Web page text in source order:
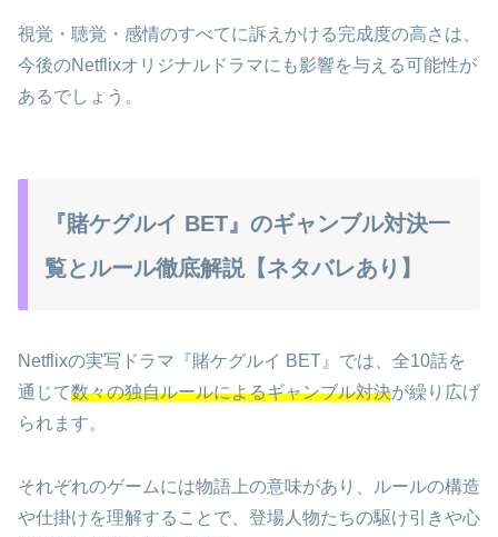
視覚・聴覚・感情のすべてに訴えかける完成度の高さは、
今後のNetflixオリジナルドラマにも影響を与える可能性が
あるでしょう。
『賭ケグルイ BET』のギャンブル対決一
覧とルール徹底解説【ネタバレあり】
Netflixの実写ドラマ『賭ケグルイ BET』では、全10話を
通じて数々の独自ルールによるギャンブル対決が繰り広げ
られます。
それぞれのゲームには物語上の意味があり、ルールの構造
や仕掛けを理解することで、登場人物たちの駆け引きや心